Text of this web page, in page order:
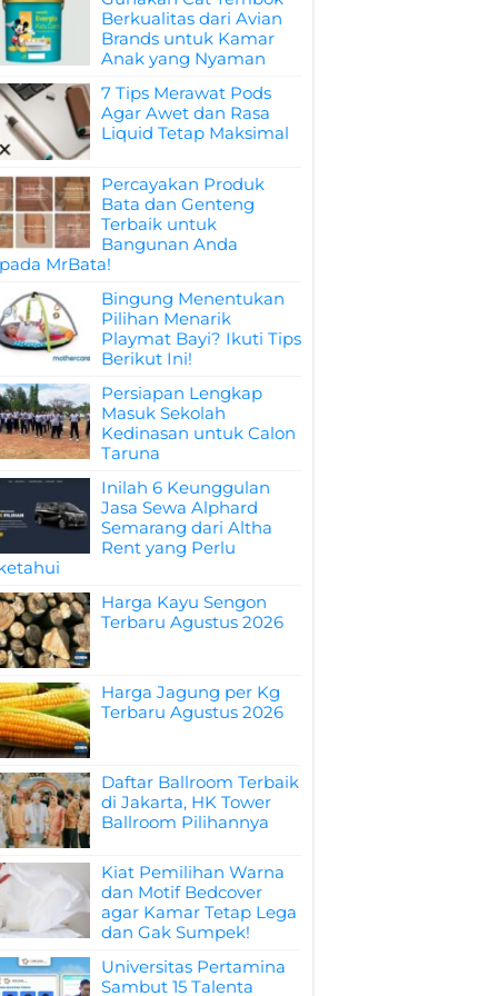
Berkualitas dari Avian
Brands untuk Kamar
Anak yang Nyaman
7 Tips Merawat Pods
Agar Awet dan Rasa
Liquid Tetap Maksimal
Percayakan Produk
Bata dan Genteng
Terbaik untuk
Bangunan Anda
MrBata!
Bingung Menentukan
Pilihan Menarik
Playmat Bayi? Ikuti Tips
Berikut Ini!
Persiapan Lengkap
Masuk Sekolah
Kedinasan untuk Calon
Taruna
Inilah 6 Keunggulan
Jasa Sewa Alphard
Semarang dari Altha
Rent yang Perlu
Harga Kayu Sengon
Terbaru Agustus 2026
Harga Jagung per Kg
Terbaru Agustus 2026
Daftar Ballroom Terbaik
di Jakarta, HK Tower
Ballroom Pilihannya
Kiat Pemilihan Warna
dan Motif Bedcover
agar Kamar Tetap Lega
dan Gak Sumpek!
Universitas Pertamina
Sambut 15 Talenta